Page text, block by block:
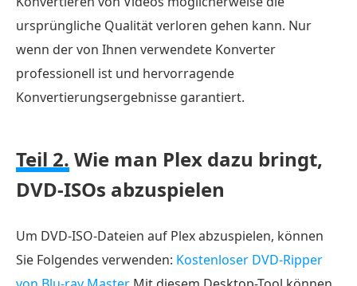
ursprüngliche Qualität verloren gehen kann. Nur
wenn der von Ihnen verwendete Konverter
professionell ist und hervorragende
Konvertierungsergebnisse garantiert.
Teil 2. Wie man Plex dazu bringt,
DVD-ISOs abzuspielen
Um DVD-ISO-Dateien auf Plex abzuspielen, können
Sie Folgendes verwenden: Kostenloser DVD-Ripper